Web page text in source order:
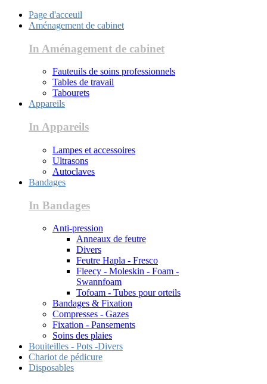
Page d'acceuil
Aménagement de cabinet
In Aménagement de cabinet
Fauteuils de soins professionnels
Tables de travail
Tabourets
Appareils
In Appareils
Lampes et accessoires
Ultrasons
Autoclaves
Bandages
In Bandages
Anti-pression
Anneaux de feutre
Divers
Feutre Hapla - Fresco
Fleecy - Moleskin - Foam -
Swannfoam
Tofoam - Tubes pour orteils
Bandages & Fixation
Compresses - Gazes
Fixation - Pansements
Soins des plaies
Bouiteilles - Pots -Divers
Chariot de pédicure
Disposables